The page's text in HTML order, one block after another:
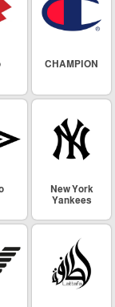
CHAMPION
New York
Yankees